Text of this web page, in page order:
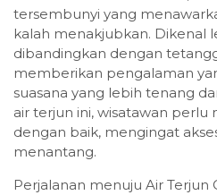
tersembunyi yang
kalah menakjubkan. Dikenal
dibandingkan dengan
memberikan pengalaman
suasana yang lebih tenang
air terjun ini, wisatawan perlu
dengan baik, mengingat
menantang.
Perjalanan menuju Air Terjun